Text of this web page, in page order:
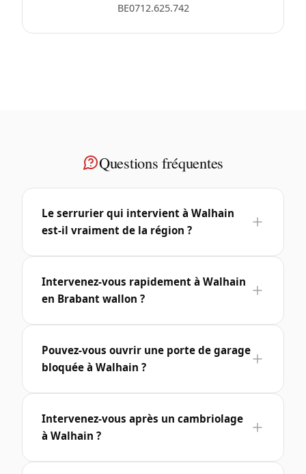
BE0712.625.742
Questions fréquentes
Le serrurier qui intervient à Walhain
est-il vraiment de la région ?
Intervenez-vous rapidement à Walhain
en Brabant wallon ?
Pouvez-vous ouvrir une porte de garage
bloquée à Walhain ?
Intervenez-vous après un cambriolage
à Walhain ?